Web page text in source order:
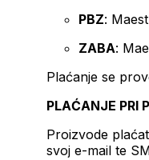
PBZ:
ZABA:
Plaćanje se
PLAĆANJE PRI
Proizvode
svoj e-mail te